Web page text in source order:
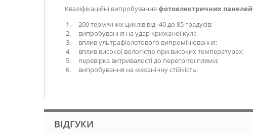
Кваліфікаційні випробування фотоелектричних панелей
200 термічних циклів від -40 до 85 градусів;
випробування на удар крижаної кулі;
вплив ультрафіолетового випромінювання;
вплив високої вологістю при високих температурах;
перевірка витривалості до перегрітої плями;
випробування на механічну стійкість.
ВІДГУКИ